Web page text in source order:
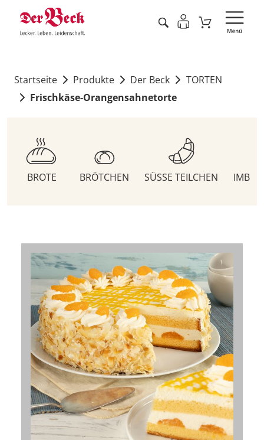
Startseite Produkte Der Beck
TORTEN
Frischkäse-Orangensahnetorte
BROTE BRÖTCHEN SÜSSE TEILCHEN